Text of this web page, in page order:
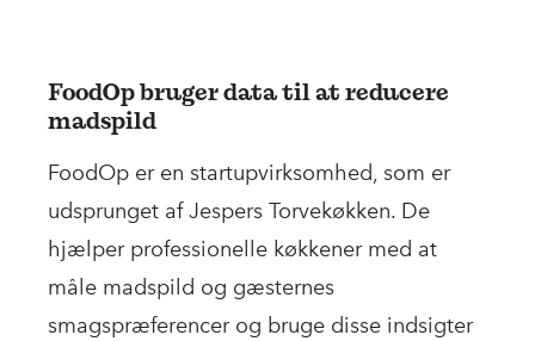
FoodOp bruger data til at reducere
madspild
FoodOp er en startupvirksomhed, som er
udsprunget af Jespers Torvekøkken. De
hjælper professionelle køkkener med at
måle madspild og gæsternes
smagspræferencer og bruge disse indsigter